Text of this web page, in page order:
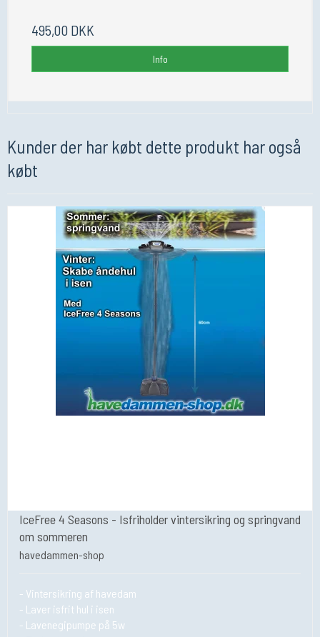
495,00 DKK
Info
Kunder der har købt dette produkt har også
købt
IceFree 4 Seasons - Isfriholder vintersikring og springvand
om sommeren
havedammen-shop
- Vintersikring af havedam
- Laver isfrit hul i isen
- Lavenegipumpe på 5w